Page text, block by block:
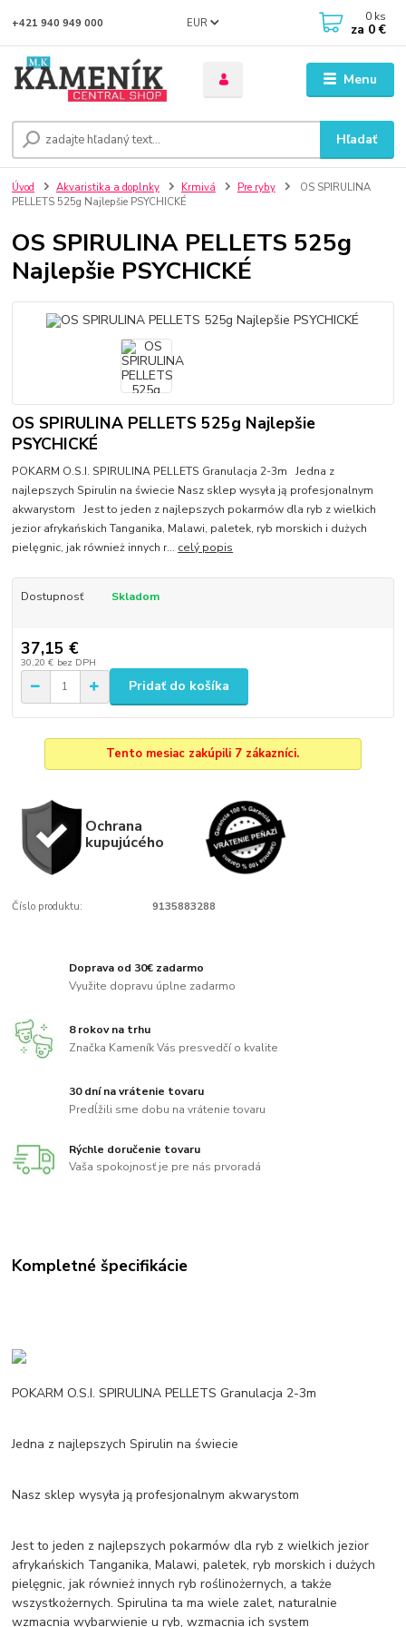
Menu
EUR
Hľadať
+421 940 949 000 0 ks
za 0 €
Úvod Akvaristika a doplnky Krmivá Pre ryby
OS SPIRULINA
PELLETS 525g Najlepšie PSYCHICKÉ
OS SPIRULINA PELLETS 525g
Najlepšie PSYCHICKÉ
OS SPIRULINA PELLETS 525g Najlepšie
PSYCHICKÉ
POKARM O.S.I. SPIRULINA PELLETS Granulacja 2-3m Jedna z
najlepszych Spirulin na świecie Nasz sklep wysyła ją profesjonalnym
akwarystom Jest to jeden z najlepszych pokarmów dla ryb z wielkich
jezior afrykańskich Tanganika, Malawi, paletek, ryb morskich i dużych
pielęgnic, jak również innych r... celý popis
Dostupnosť Skladom
37,15 €
30,20 € bez DPH
Pridať do košíka
Tento mesiac zakúpili 7 zákazníci.
Ochrana
kupujúcého
Číslo produktu: 9135883288
Doprava od 30€ zadarmo
Využite dopravu úplne zadarmo
8 rokov na trhu
Značka Kameník Vás presvedčí o kvalite
30 dní na vrátenie tovaru
Predĺžili sme dobu na vrátenie tovaru
Rýchle doručenie tovaru
Vaša spokojnosť je pre nás prvoradá
Kompletné špecifikácie
POKARM O.S.I. SPIRULINA PELLETS Granulacja 2-3m
Jedna z najlepszych Spirulin na świecie
Nasz sklep wysyła ją profesjonalnym akwarystom
Jest to jeden z najlepszych pokarmów dla ryb z wielkich jezior
afrykańskich Tanganika, Malawi, paletek, ryb morskich i dużych
pielęgnic, jak również innych ryb roślinożernych, a także
wszystkożernych. Spirulina ta ma wiele zalet, naturalnie
wzmacnia wybarwienie u ryb, wzmacnia ich system